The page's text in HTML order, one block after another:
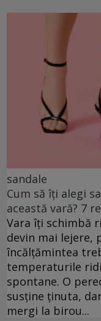
sandale
Cum să îți alegi
această vară? 7
Vara îți schimbă
devin mai lejere,
încălțămintea
temperaturile
spontane. O
susține ținuta,
mergi la birou...